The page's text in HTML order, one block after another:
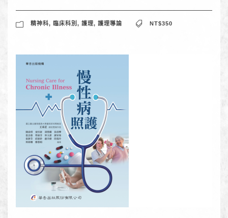
精神科, 臨床科別 , 護理, 護理導論 NT$350